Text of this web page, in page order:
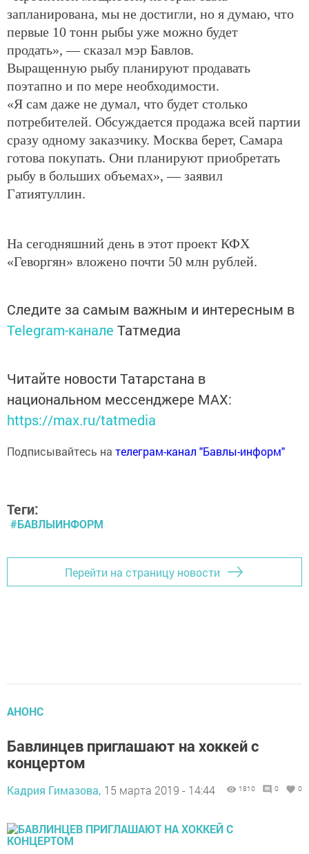
запланирована, мы не достигли, но я думаю, что
первые 10 тонн рыбы уже можно будет
продать», — сказал мэр Бавлов.
Выращенную рыбу планируют продавать
поэтапно и по мере необходимости.
«Я сам даже не думал, что будет столько
потребителей. Обсуждается продажа всей партии
сразу одному заказчику. Москва берет, Самара
готова покупать. Они планируют приобретать
рыбу в больших объемах», — заявил
Гатиятуллин.
На сегодняшний день в этот проект КФХ
«Геворгян» вложено почти 50 млн рублей.
Следите за самым важным и интересным в
Telegram-канале Татмедиа
Читайте новости Татарстана в
национальном мессенджере MАХ:
https://max.ru/tatmedia
Подписывайтесь на телеграм-канал "Бавлы-информ"
Теги:
#БАВЛЫИНФОРМ
Перейти на страницу новости
АНОНС
Бавлинцев приглашают на хоккей с
концертом
Кадрия Гимазова, 15 марта 2019 - 14:44 1810 0 0